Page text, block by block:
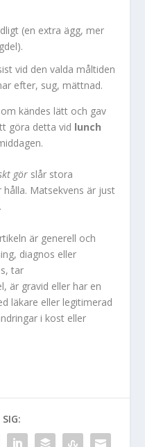
(en extra ägg, mer
vid den valda måltiden
efter, sug, mättnad.
kändes lätt och gav
göra detta vid lunch
gör slår stora
Matsekvens är just
är generell och
diagnos eller
tar
är gravid eller har en
läkare eller legitimerad
i kost eller